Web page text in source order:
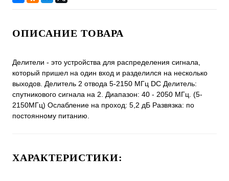
ОПИСАНИЕ ТОВАРА
Делители - это устройства для распределения сигнала,
который пришел на один вход и разделился на несколько
выходов. Делитель 2 отвода 5-2150 МГц DC Делитель:
спутникового сигнала на 2. Диапазон: 40 - 2050 МГц. (5-
2150МГц) Ослабление на проход: 5,2 дБ Развязка: по
постоянному питанию.
ХАРАКТЕРИСТИКИ: